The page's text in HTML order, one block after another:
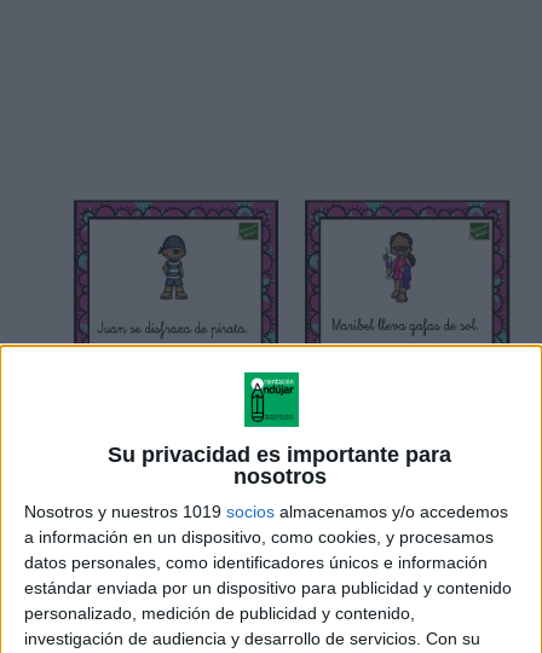
Su privacidad es importante para
nosotros
Nosotros y nuestros 1019 socios almacenamos y/o accedemos
a información en un dispositivo, como cookies, y procesamos
datos personales, como identificadores únicos e información
estándar enviada por un dispositivo para publicidad y contenido
personalizado, medición de publicidad y contenido,
investigación de audiencia y desarrollo de servicios. Con su